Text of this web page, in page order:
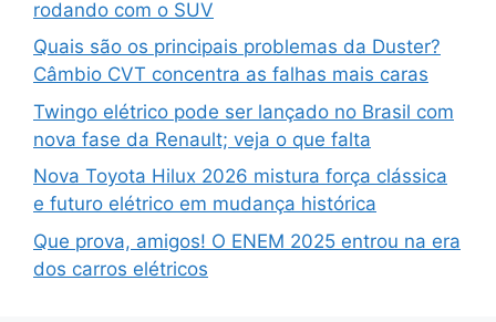
rodando com o SUV
Quais são os principais problemas da Duster?
Câmbio CVT concentra as falhas mais caras
Twingo elétrico pode ser lançado no Brasil com
nova fase da Renault; veja o que falta
Nova Toyota Hilux 2026 mistura força clássica
e futuro elétrico em mudança histórica
Que prova, amigos! O ENEM 2025 entrou na era
dos carros elétricos